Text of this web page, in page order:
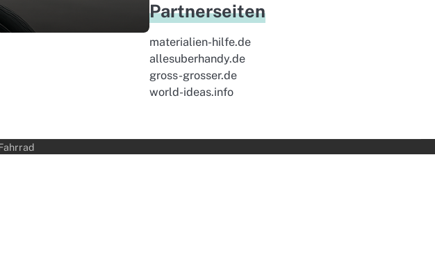
Partnerseiten
materialien-hilfe.de
allesuberhandy.de
gross-grosser.de
world-ideas.info